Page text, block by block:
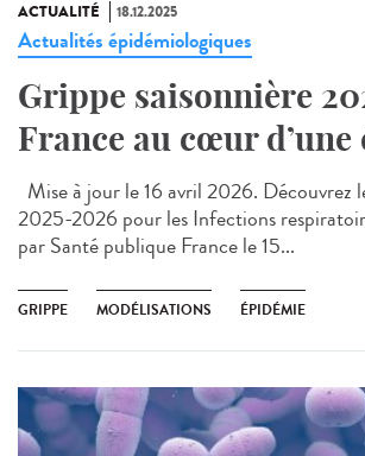
ACTUALITÉ 18.12.2025
Actualités épidémiologiques
Grippe saisonnière
France au cœur d’une
Mise à jour le 16 avril 2026. Découvrez
2025-2026 pour les Infections
par Santé publique France le 15...
GRIPPE MODÉLISATIONS ÉPIDÉMIE